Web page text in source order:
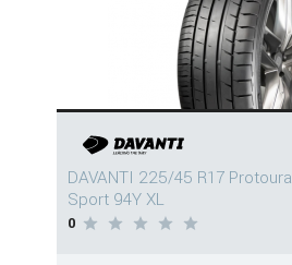
DAVANTI 225/45 R17 Protoura
Sport 94Y XL
0